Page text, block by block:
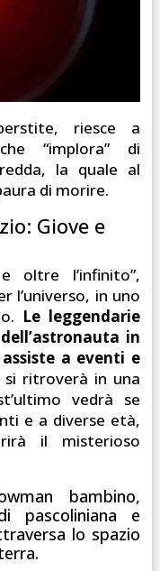
riesce a
“implora” di
la quale al
di morire.
Giove e
oltre l’infinito”,
l’universo, in uno
Le leggendarie
in
a eventi e
ritroverà in una
vedrà se
e a diverse età,
il misterioso
bambino,
pascoliniana e
lo spazio